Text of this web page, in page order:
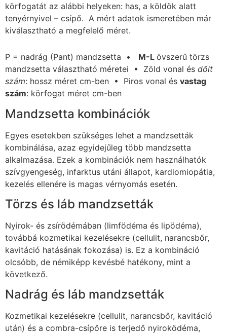
körfogatát az alábbi helyeken: has, a köldök alatt
tenyérnyivel – csípő. A mért adatok ismeretében már
kiválasztható a megfelelő méret.
P = nadrág (Pant) mandzsetta • M-L övszerű törzs
mandzsetta választható méretei • Zöld vonal és dőlt
szám: hossz méret cm-ben • Piros vonal és vastag
szám: körfogat méret cm-ben
Mandzsetta kombinációk
Egyes esetekben szükséges lehet a mandzsetták
kombinálása, azaz egyidejűleg több mandzsetta
alkalmazása. Ezek a kombinációk nem használhatók
szívgyengeség, infarktus utáni állapot, kardiomiopátia,
kezelés ellenére is magas vérnyomás esetén.
Törzs és láb mandzsetták
Nyirok- és zsírödémában (limfödéma és lipödéma),
továbbá kozmetikai kezelésekre (cellulit, narancsbőr,
kavitáció hatásának fokozása) is. Ez a kombináció
olcsóbb, de némiképp kevésbé hatékony, mint a
következő.
Nadrág és láb mandzsetták
Kozmetikai kezelésekre (cellulit, narancsbőr, kavitáció
után) és a combra-csípőre is terjedő nyiroködéma,